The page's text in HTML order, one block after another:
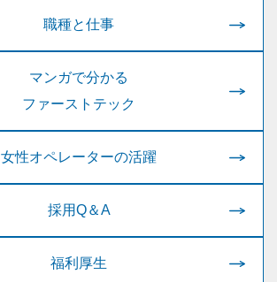
職種と仕事
マンガで分かる
ファーストテック
女性オペレーターの活躍
採用Q＆A
福利厚生